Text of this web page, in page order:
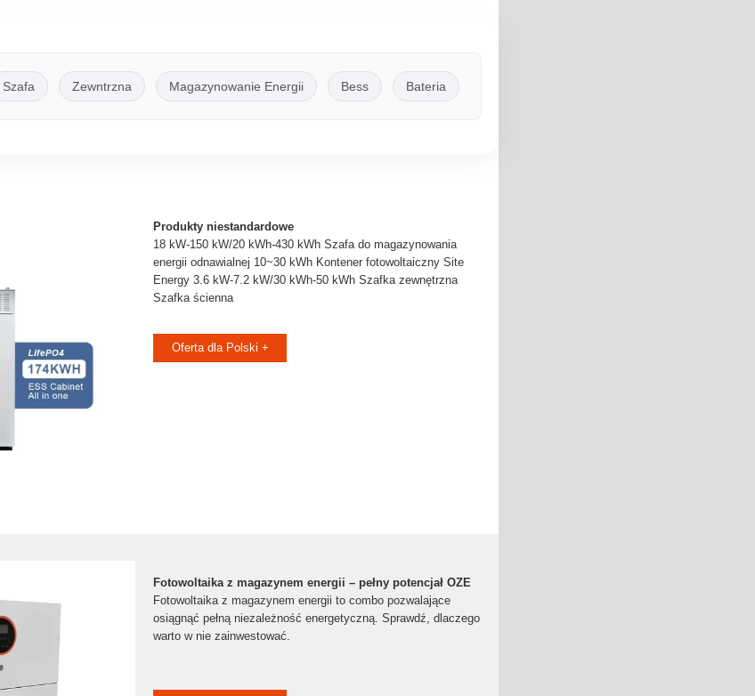
Szafa Zewntrzna Magazynowanie Energii Bess Bateria
Produkty niestandardowe
18 kW-150 kW/20 kWh-430 kWh Szafa do magazynowania
energii odnawialnej 10~30 kWh Kontener fotowoltaiczny Site
Energy 3.6 kW-7.2 kW/30 kWh-50 kWh Szafka zewnętrzna
Szafka ścienna
Oferta dla Polski +
Fotowoltaika z magazynem energii – pełny potencjał OZE
Fotowoltaika z magazynem energii to combo pozwalające
osiągnąć pełną niezależność energetyczną. Sprawdź, dlaczego
warto w nie zainwestować.